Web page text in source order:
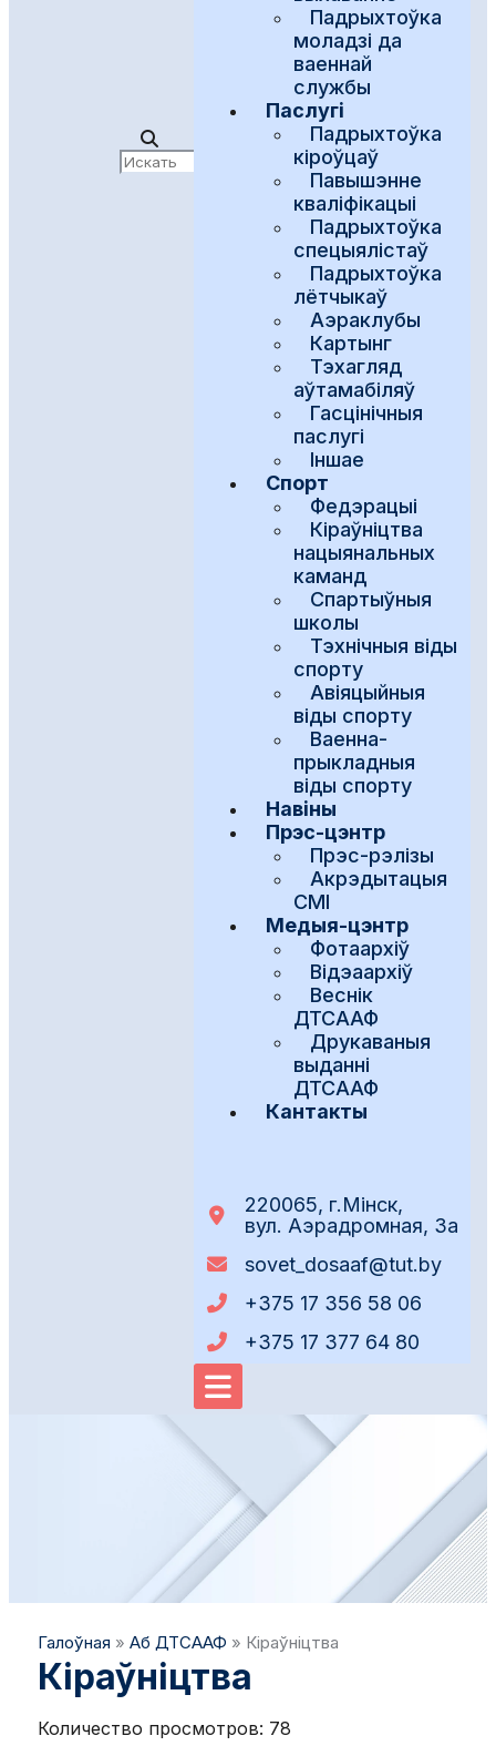
Падрыхтоўка
моладзі да
ваеннай
службы
Паслугі
Падрыхтоўка
кіроўцаў
Павышэнне
кваліфікацыі
Падрыхтоўка
спецыялістаў
Падрыхтоўка
лётчыкаў
Аэраклубы
Картынг
Тэхагляд
аўтамабіляў
Гасцінічныя
паслугі
Іншае
Спорт
Федэрацыі
Кіраўніцтва
нацыянальных
каманд
Спартыўныя
школы
Тэхнічныя віды
спорту
Авіяцыйныя
віды спорту
Ваенна-
прыкладныя
віды спорту
Навіны
Прэс-цэнтр
Прэс-рэлізы
Акрэдытацыя
СМІ
Медыя-цэнтр
Фотаархіў
Відэаархіў
Веснік
ДТСААФ
Друкаваныя
выданні
ДТСААФ
Кантакты
220065, г.Мінск,
вул. Аэрадромная, 3а
sovet_dosaaf@tut.by
+375 17 356 58 06
+375 17 377 64 80
Галоўная » Аб ДТСААФ » Кіраўніцтва
Кіраўніцтва
Количество просмотров: 78